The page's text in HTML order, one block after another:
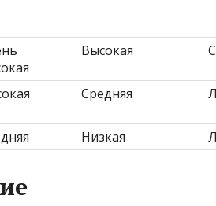
Высокая
Средняя
Низкая